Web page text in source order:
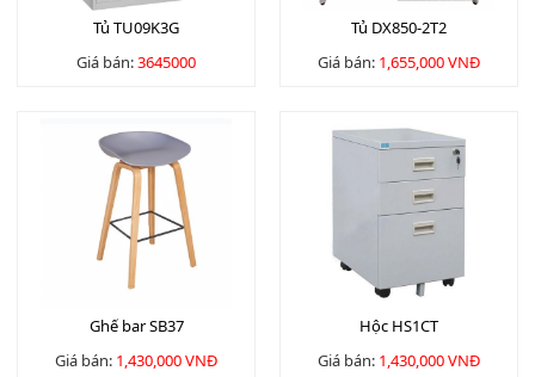
Tủ TU09K3G
Giá bán:3645000
Tủ DX850-2T2
Giá bán: 1,655,000 VNĐ
Ghế bar SB37
Giá bán: 1,430,000 VNĐ
Hộc HS1CT
Giá bán: 1,430,000 VNĐ